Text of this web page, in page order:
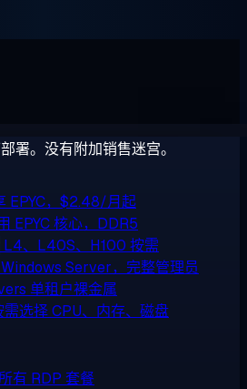
署。没有附加销售迷宫。
EPYC，$2.48/月起
EPYC 核心，DDR5
L4、L40S、H100 按需
Windows Server，完整管理员
单租户裸金属
需选择 CPU、内存、磁盘
有 RDP 套餐